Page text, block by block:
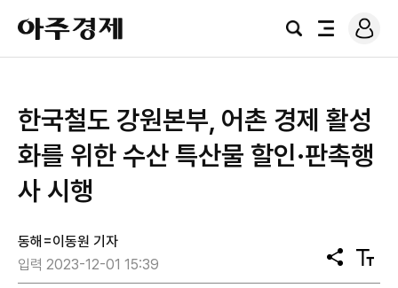
아
주
경
검
전
로
그
한국철도 강원본부, 어촌 경제 활성
화를 위한 수산 특산물 할인·판촉행
사 시행
동해=이동원 기자
입력 2023-12-01 15:39
공
유
텍
스